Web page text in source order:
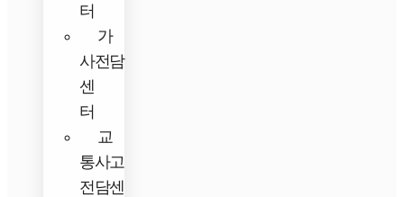
터
가
사전담
센
터
교
통사고
전담센